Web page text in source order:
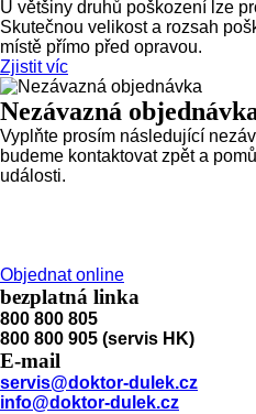
U většiny druhů poškození lze
Skutečnou velikost a rozsah
místě přímo před opravou.
Zjistit víc
Nezávazná
Vyplňte prosím následující
budeme kontaktovat zpět a
události.
Objednat online
bezplatná linka
800 800 805
800 800 905 (servis HK)
E-mail
servis@doktor-dulek.cz
info@doktor-dulek.cz